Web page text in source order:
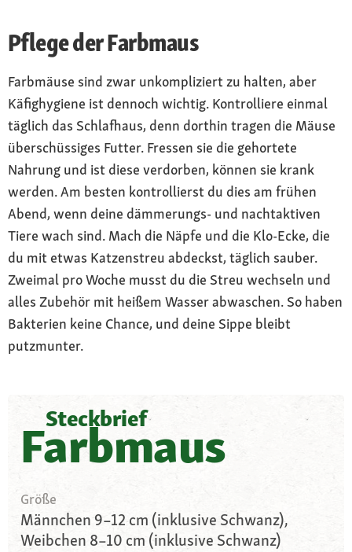
Pflege der Farbmaus
Farbmäuse sind zwar unkompliziert zu halten, aber
Käfighygiene ist dennoch wichtig. Kontrolliere einmal
täglich das Schlafhaus, denn dorthin tragen die Mäuse
überschüssiges Futter. Fressen sie die gehortete
Nahrung und ist diese verdorben, können sie krank
werden. Am besten kontrollierst du dies am frühen
Abend, wenn deine dämmerungs- und nachtaktiven
Tiere wach sind. Mach die Näpfe und die Klo-Ecke, die
du mit etwas Katzenstreu abdeckst, täglich sauber.
Zweimal pro Woche musst du die Streu wechseln und
alles Zubehör mit heißem Wasser abwaschen. So haben
Bakterien keine Chance, und deine Sippe bleibt
putzmunter.
Steckbrief
Farbmaus
Größe
Männchen 9–12 cm (inklusive Schwanz),
Weibchen 8–10 cm (inklusive Schwanz)